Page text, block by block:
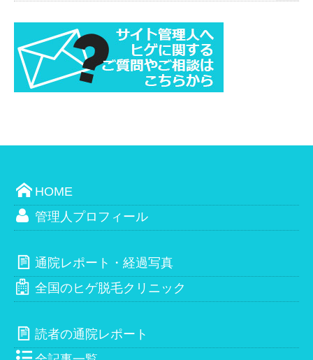
HOME
管理人プロフィール
通院レポート・経過写真
全国のヒゲ脱毛クリニック
読者の通院レポート